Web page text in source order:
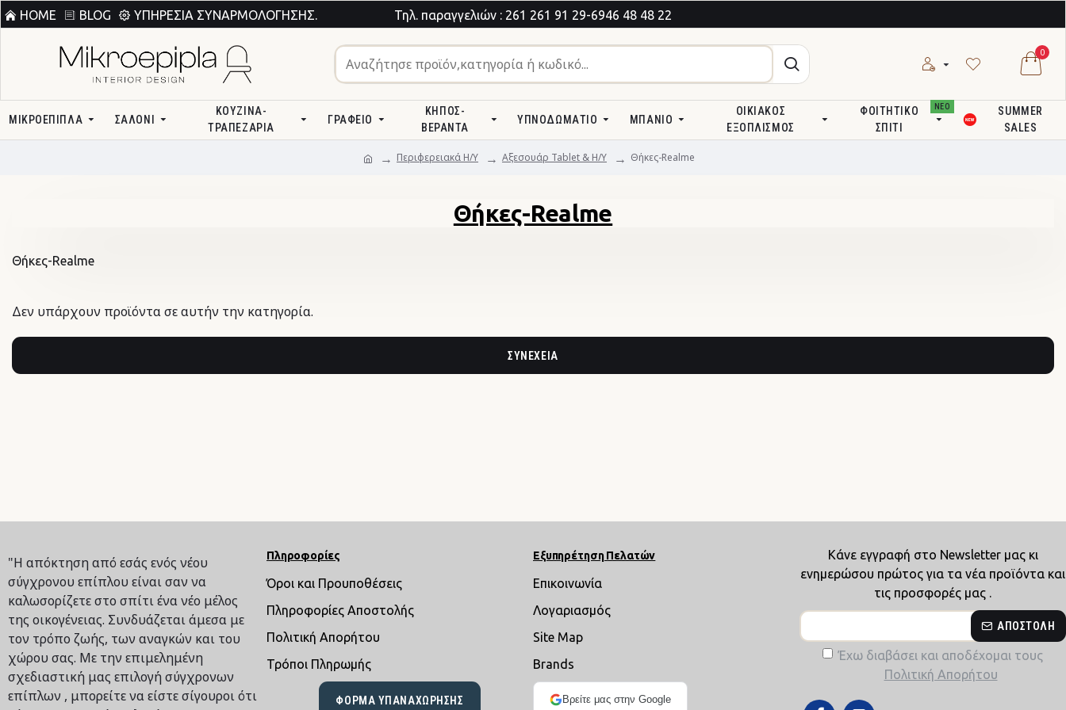
HOME BLOG ΥΠΗΡΕΣΊΑ ΣΥΝΑΡΜΟΛΌΓΗΣΗΣ. Τηλ. παραγγελιών : 261 261 91 29-6946 48 48 22
0
ΜΙΚΡΟΕΠΙΠΛΑ ΣΑΛΌΝΙ
ΚΟΥΖΊΝΑ-
ΤΡΑΠΕΖΑΡΊΑ
ΓΡΑΦΕΊΟ
ΚΉΠΟΣ-
ΒΕΡΆΝΤΑ
ΥΠΝΟΔΩΜΆΤΙΟ ΜΠΆΝΙΟ
ΟΙΚΙΑΚΌΣ
ΕΞΟΠΛΙΣΜΌΣ
ΦΟΙΤΗΤΙΚΌ
ΣΠΊΤΙ
ΝΕΟ
SUMMER
SALES
Περιφερειακά Η/Υ Αξεσουάρ Tablet & H/Y Θήκες-Realme
Θήκες-Realme
Θήκες-Realme
Δεν υπάρχουν προϊόντα σε αυτήν την κατηγορία.
ΣΥΝΈΧΕΙΑ
"Η απόκτηση από εσάς ενός νέου
σύγχρονου επίπλου είναι σαν να
καλωσορίζετε στο σπίτι ένα νέο μέλος
της οικογένειας. Συνδυάζεται άμεσα με
τον τρόπο ζωής, των αναγκών και του
χώρου σας. Με την επιμελημένη
σχεδιαστική μας επιλογή σύγχρονων
επίπλων , μπορείτε να είστε σίγουροι ότι
Πληροφορίες
Όροι και Προυποθέσεις
Πληροφορίες Αποστολής
Πολιτική Απορήτου
Τρόποι Πληρωμής
ΦΌΡΜΑ ΥΠΑΝΑΧΏΡΗΣΗΣ
Εξυπηρέτηση Πελατών
Επικοινωνία
Λογαριασμός
Site Map
Brands
Βρείτε μας στην Google
Κάνε εγγραφή στο Newsletter μας κι
ενημερώσου πρώτος για τα νέα προϊόντα και
τις προσφορές μας .
ΑΠΟΣΤΟΛΉ
Έχω διαβάσει και αποδέχομαι τους
Πολιτική Απορήτου